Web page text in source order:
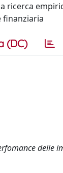
finanziaria
(DC)
delle